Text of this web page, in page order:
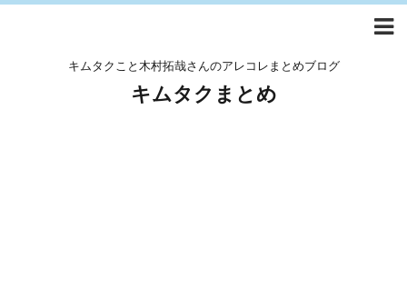
キムタクこと木村拓哉さんのアレコレまとめブログ
キムタクまとめ